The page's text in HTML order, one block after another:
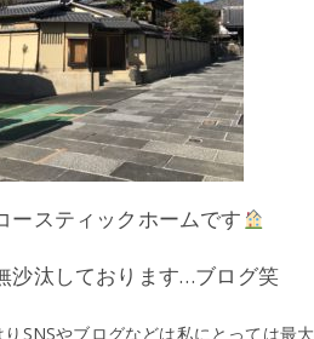
ースティックホームです
沙汰しております…ブログ笑
りSNSやブログなどは私にとっては最大